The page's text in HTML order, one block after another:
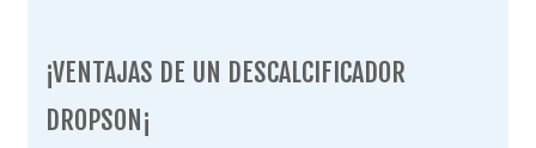
¡VENTAJAS DE UN DESCALCIFICADOR
DROPSON¡